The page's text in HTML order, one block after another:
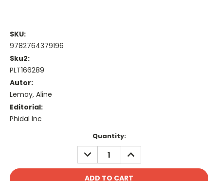
SKU:
9782764379196
Sku2:
PLT166289
Autor:
Lemay, Aline
Editorial:
Phidal Inc
Quantity:
DECREASE
QUANTITY:
INCREASE
QUANTITY: